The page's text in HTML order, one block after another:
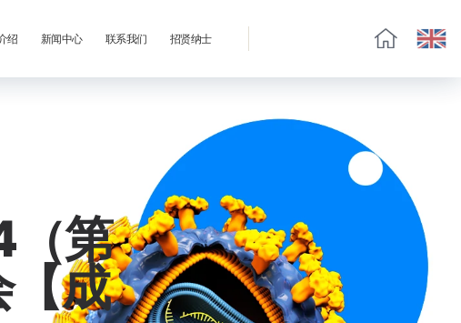
绍 新闻中心 联系我们 招贤纳士
（第
成